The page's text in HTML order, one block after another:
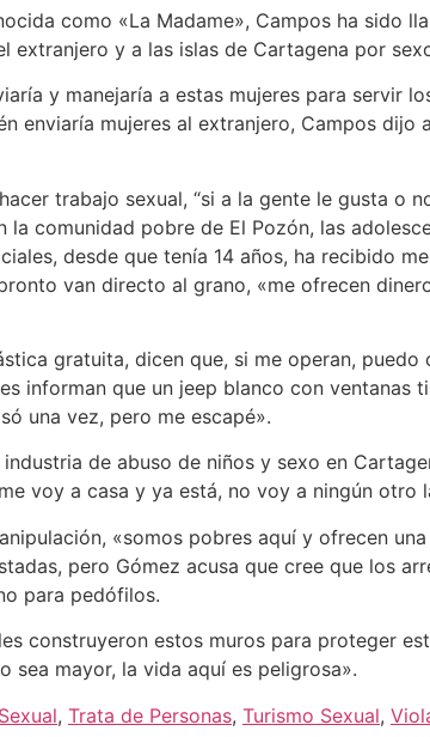
como «La Madame», Campos ha sido
extranjero y a las islas de Cartagena por
y manejaría a estas mujeres para servir
enviaría mujeres al extranjero, Campos dijo
trabajo sexual, “si a la gente le gusta o
comunidad pobre de El Pozón, las
desde que tenía 14 años, ha recibido
van directo al grano, «me ofrecen
gratuita, dicen que, si me operan, puedo
informan que un jeep blanco con ventanas
una vez, pero me escapé».
de abuso de niños y sexo en
voy a casa y ya está, no voy a ningún otro
«somos pobres aquí y ofrecen una
pero Gómez acusa que cree que los
para pedófilos.
construyeron estos muros para proteger
sea mayor, la vida aquí es peligrosa».
, Trata de Personas, Turismo Sexual,